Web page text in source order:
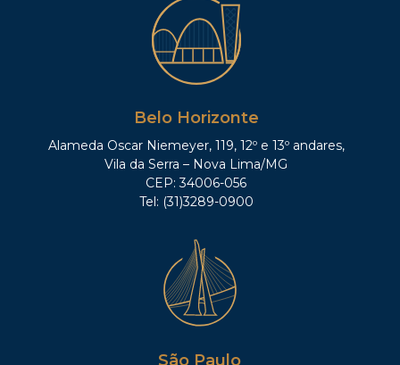
Belo Horizonte
Alameda Oscar Niemeyer, 119, 12º e 13º andares,
Vila da Serra – Nova Lima/MG
CEP: 34006-056
Tel: (31)3289-0900
São Paulo